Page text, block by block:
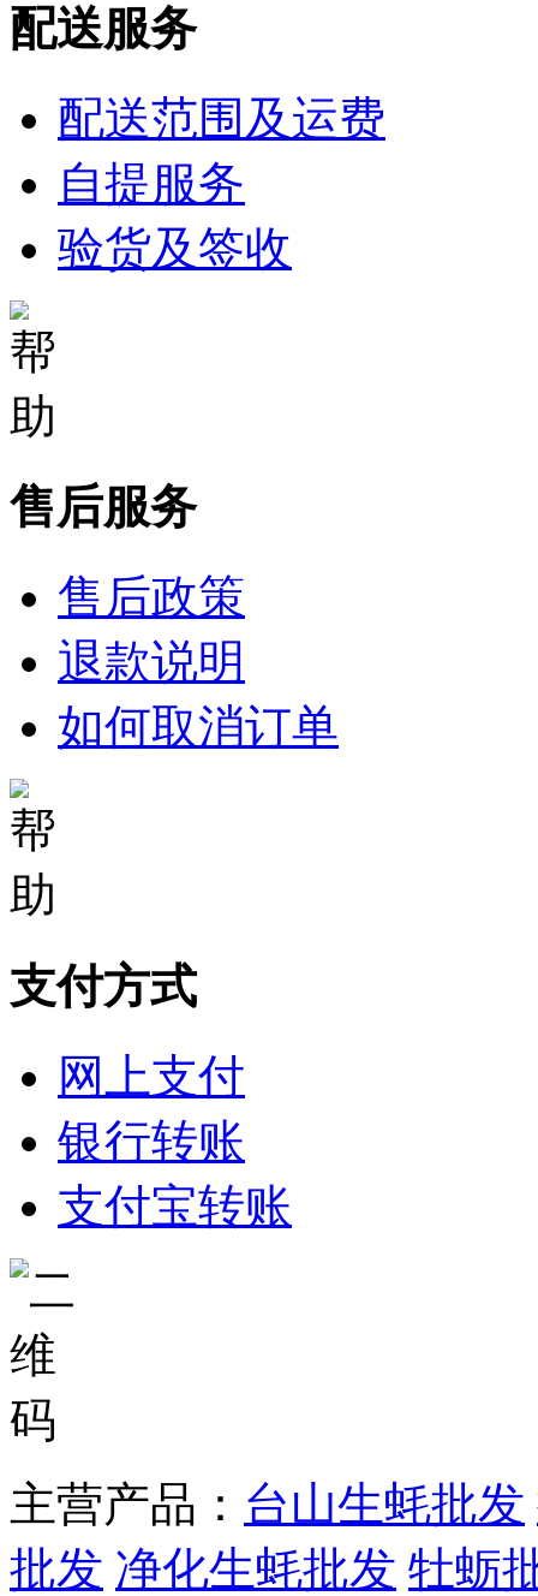
配送服务
配送范围及运费
自提服务
验货及签收
售后服务
售后政策
退款说明
如何取消订单
支付方式
网上支付
银行转账
支付宝转账
主营产品： 台山生蚝批发
批发 净化生蚝批发 牡蛎